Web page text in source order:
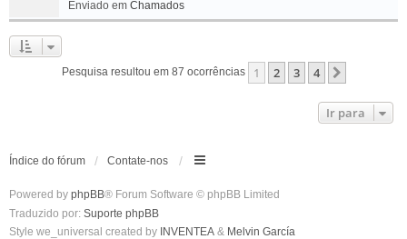
Enviado em Chamados
Pesquisa resultou em 87 ocorrências 1 2 3 4
Ir para
Índice do fórum Contate-nos
Powered by phpBB® Forum Software © phpBB Limited
Traduzido por: Suporte phpBB
Style we_universal created by INVENTEA & Melvin García